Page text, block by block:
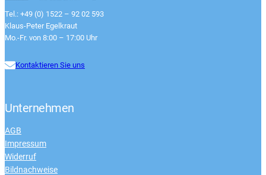
Tel.: +49 (0) 1522 – 92 02 593
Klaus-Peter Egelkraut
Mo.-Fr. von 8:00 – 17:00 Uhr
Kontaktieren Sie uns
Unternehmen
AGB
Impressum
Widerruf
Bildnachweise